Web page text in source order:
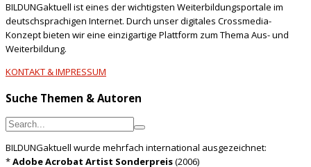
BILDUNGaktuell ist eines der wichtigsten Weiterbildungsportale im
deutschsprachigen Internet. Durch unser digitales Crossmedia-
Konzept bieten wir eine einzigartige Plattform zum Thema Aus- und
Weiterbildung.
KONTAKT & IMPRESSUM
Suche Themen & Autoren
BILDUNGaktuell wurde mehrfach international ausgezeichnet:
*Adobe Acrobat Artist Sonderpreis(2006)